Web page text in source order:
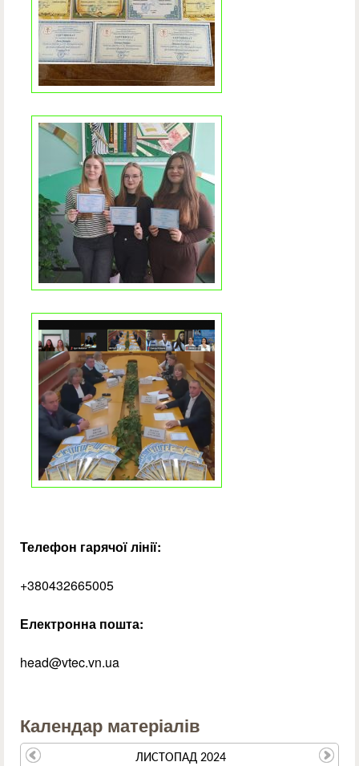
Телефон гарячої лінії:
+380432665005
Електронна пошта:
head@vtec.vn.ua
Календар матеріалів
ЛИСТОПАД 2024